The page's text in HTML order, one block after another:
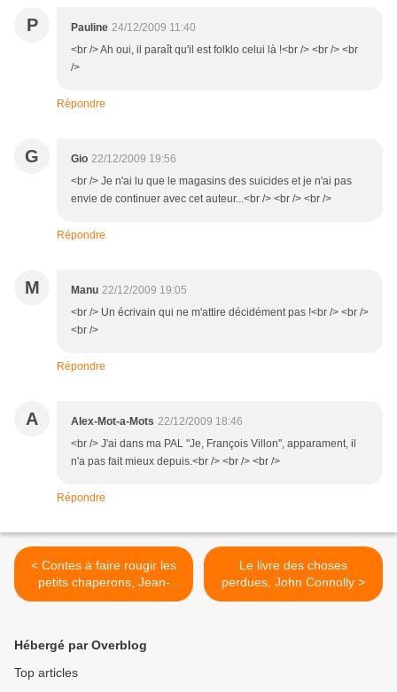
P Pauline 24/12/2009 11:40
<br /> Ah oui, il paraît qu'il est folklo celui là !<br /> <br /> <br
/>
Répondre
G Gio 22/12/2009 19:56
<br /> Je n'ai lu que le magasins des suicides et je n'ai pas
envie de continuer avec cet auteur...<br /> <br /> <br />
Répondre
M Manu 22/12/2009 19:05
<br /> Un écrivain qui ne m'attire décidément pas !<br /> <br />
<br />
Répondre
A Alex-Mot-a-Mots 22/12/2009 18:46
<br /> J'ai dans ma PAL "Je, François Villon", apparament, il
n'a pas fait mieux depuis.<br /> <br /> <br />
Répondre
< Contes à faire rougir les
petits chaperons, Jean-
Pierre Enard
Le livre des choses
perdues, John Connolly >
Hébergé par Overblog
Top articles